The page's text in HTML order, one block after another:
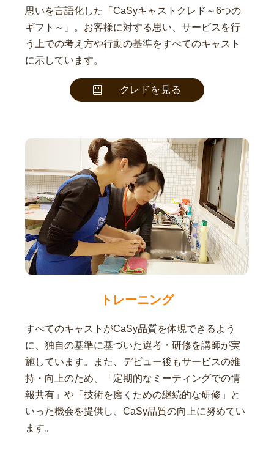
思いを言語化した「CaSyキャストクレド～6つの
ギフト～」。お客様に対する思い、サービスを行
う上での考え方や行動の基準をすべてのキャスト
に示しています。
クレドを見る
トレーニング
すべてのキャストがCaSy品質を体現できるよう
に、独自の基準に基づいた選考・研修を講師が実
施しています。また、デビュー後もサービスの維
持・向上のため、「定期的なミーティングでの情
報共有」や「技術を磨くための継続的な研修」と
いった機会を提供し、CaSy品質の向上に努めてい
ます。